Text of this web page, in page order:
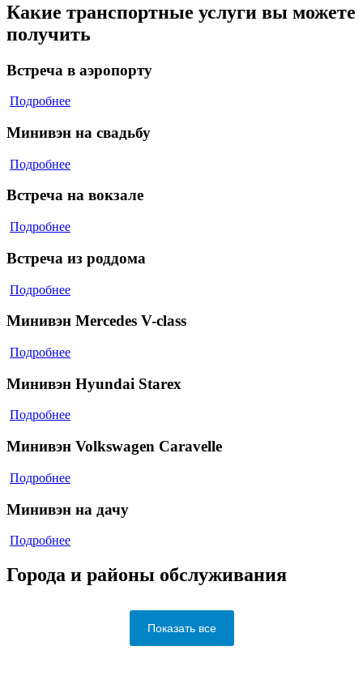
Какие транспортные услуги вы можете
получить
Встреча в аэропорту
Подробнее
Минивэн на свадьбу
Подробнее
Встреча на вокзале
Подробнее
Встреча из роддома
Подробнее
Минивэн Mercedes V-class
Подробнее
Минивэн Hyundai Starex
Подробнее
Минивэн Volkswagen Caravelle
Подробнее
Минивэн на дачу
Подробнее
Города и районы обслуживания
Показать все